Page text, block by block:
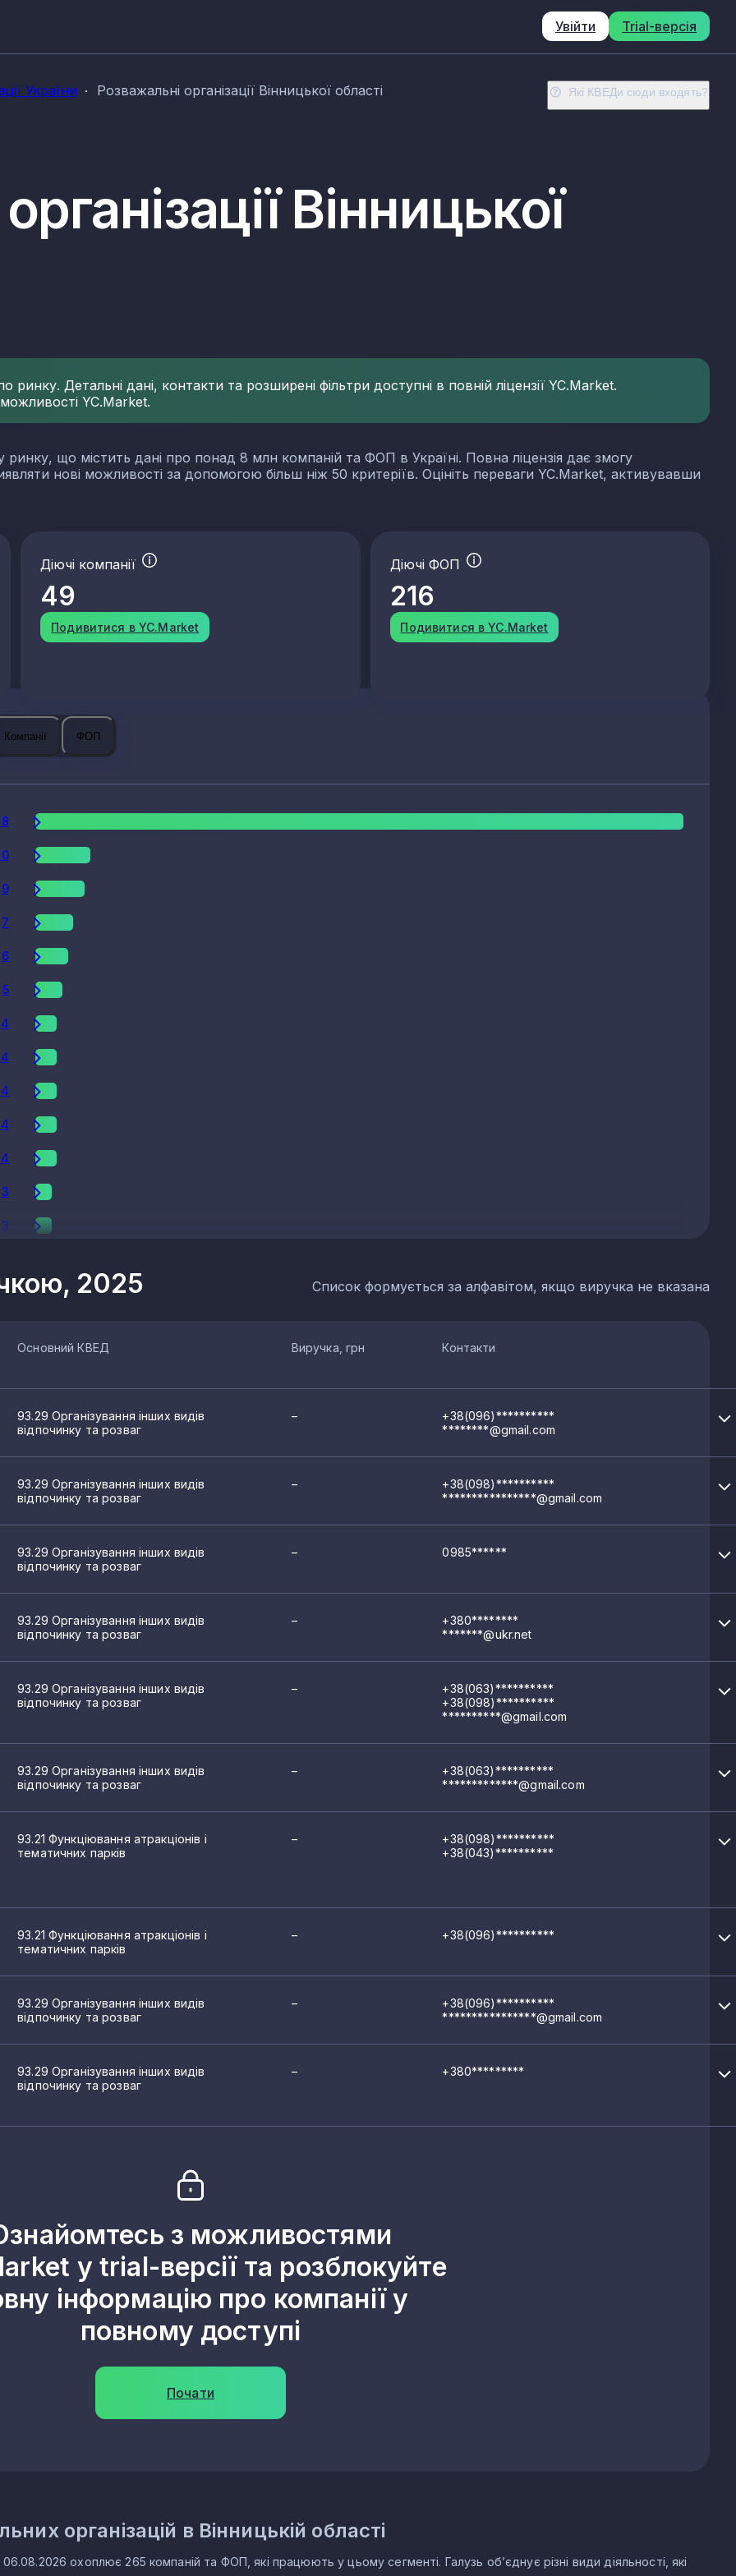
Увійти Trial-версія
України Розважальні організації Вінницької області Які КВЕДи сюди входять?
Вінницької
Детальні дані, контакти та розширені фільтри доступні в повній ліцензії YC.Market.
YC.Market.
ринку, що містить дані про понад 8 млн компаній та ФОП в Україні. Повна ліцензія дає змогу
нові можливості за допомогою більш ніж 50 критеріїв. Оцініть переваги YC.Market, активувавши
Діючі компанії
49
Подивитися в YC.Market
Діючі ФОП
216
Подивитися в YC.Market
Компанії ФОП
9
7
6
5
4
4
4
4
4
3
3
3
2
2
2
2
1
1
1
1
2025 Список формується за алфавітом, якщо виручка не вказана
Основний КВЕД Виручка, грн Контакти
93.29 Організування інших видів
відпочинку та розваг
–
+38(096)**********
********@gmail.com
93.29 Організування інших видів
відпочинку та розваг
–
+38(098)**********
****************@gmail.com
93.29 Організування інших видів
відпочинку та розваг
– 0985******
93.29 Організування інших видів
відпочинку та розваг
–
+380********
*******@ukr.net
93.29 Організування інших видів
відпочинку та розваг
–
+38(063)**********
+38(098)**********
**********@gmail.com
93.29 Організування інших видів
відпочинку та розваг
–
+38(063)**********
*************@gmail.com
93.21 Функціювання атракціонів і
тематичних парків
–
+38(098)**********
+38(043)**********
93.21 Функціювання атракціонів і
тематичних парків
– +38(096)**********
93.29 Організування інших видів
відпочинку та розваг
–
+38(096)**********
****************@gmail.com
93.29 Організування інших видів
відпочинку та розваг
– +380*********
з можливостями
у trial-версії та розблокуйте
інформацію про компанії у
повному доступі
Почати
організацій в Вінницькій області
06.08.2026 охоплює 265 компаній та ФОП, які працюють у цьому сегменті. Галузь об’єднує різні види діяльності, які
та розваг